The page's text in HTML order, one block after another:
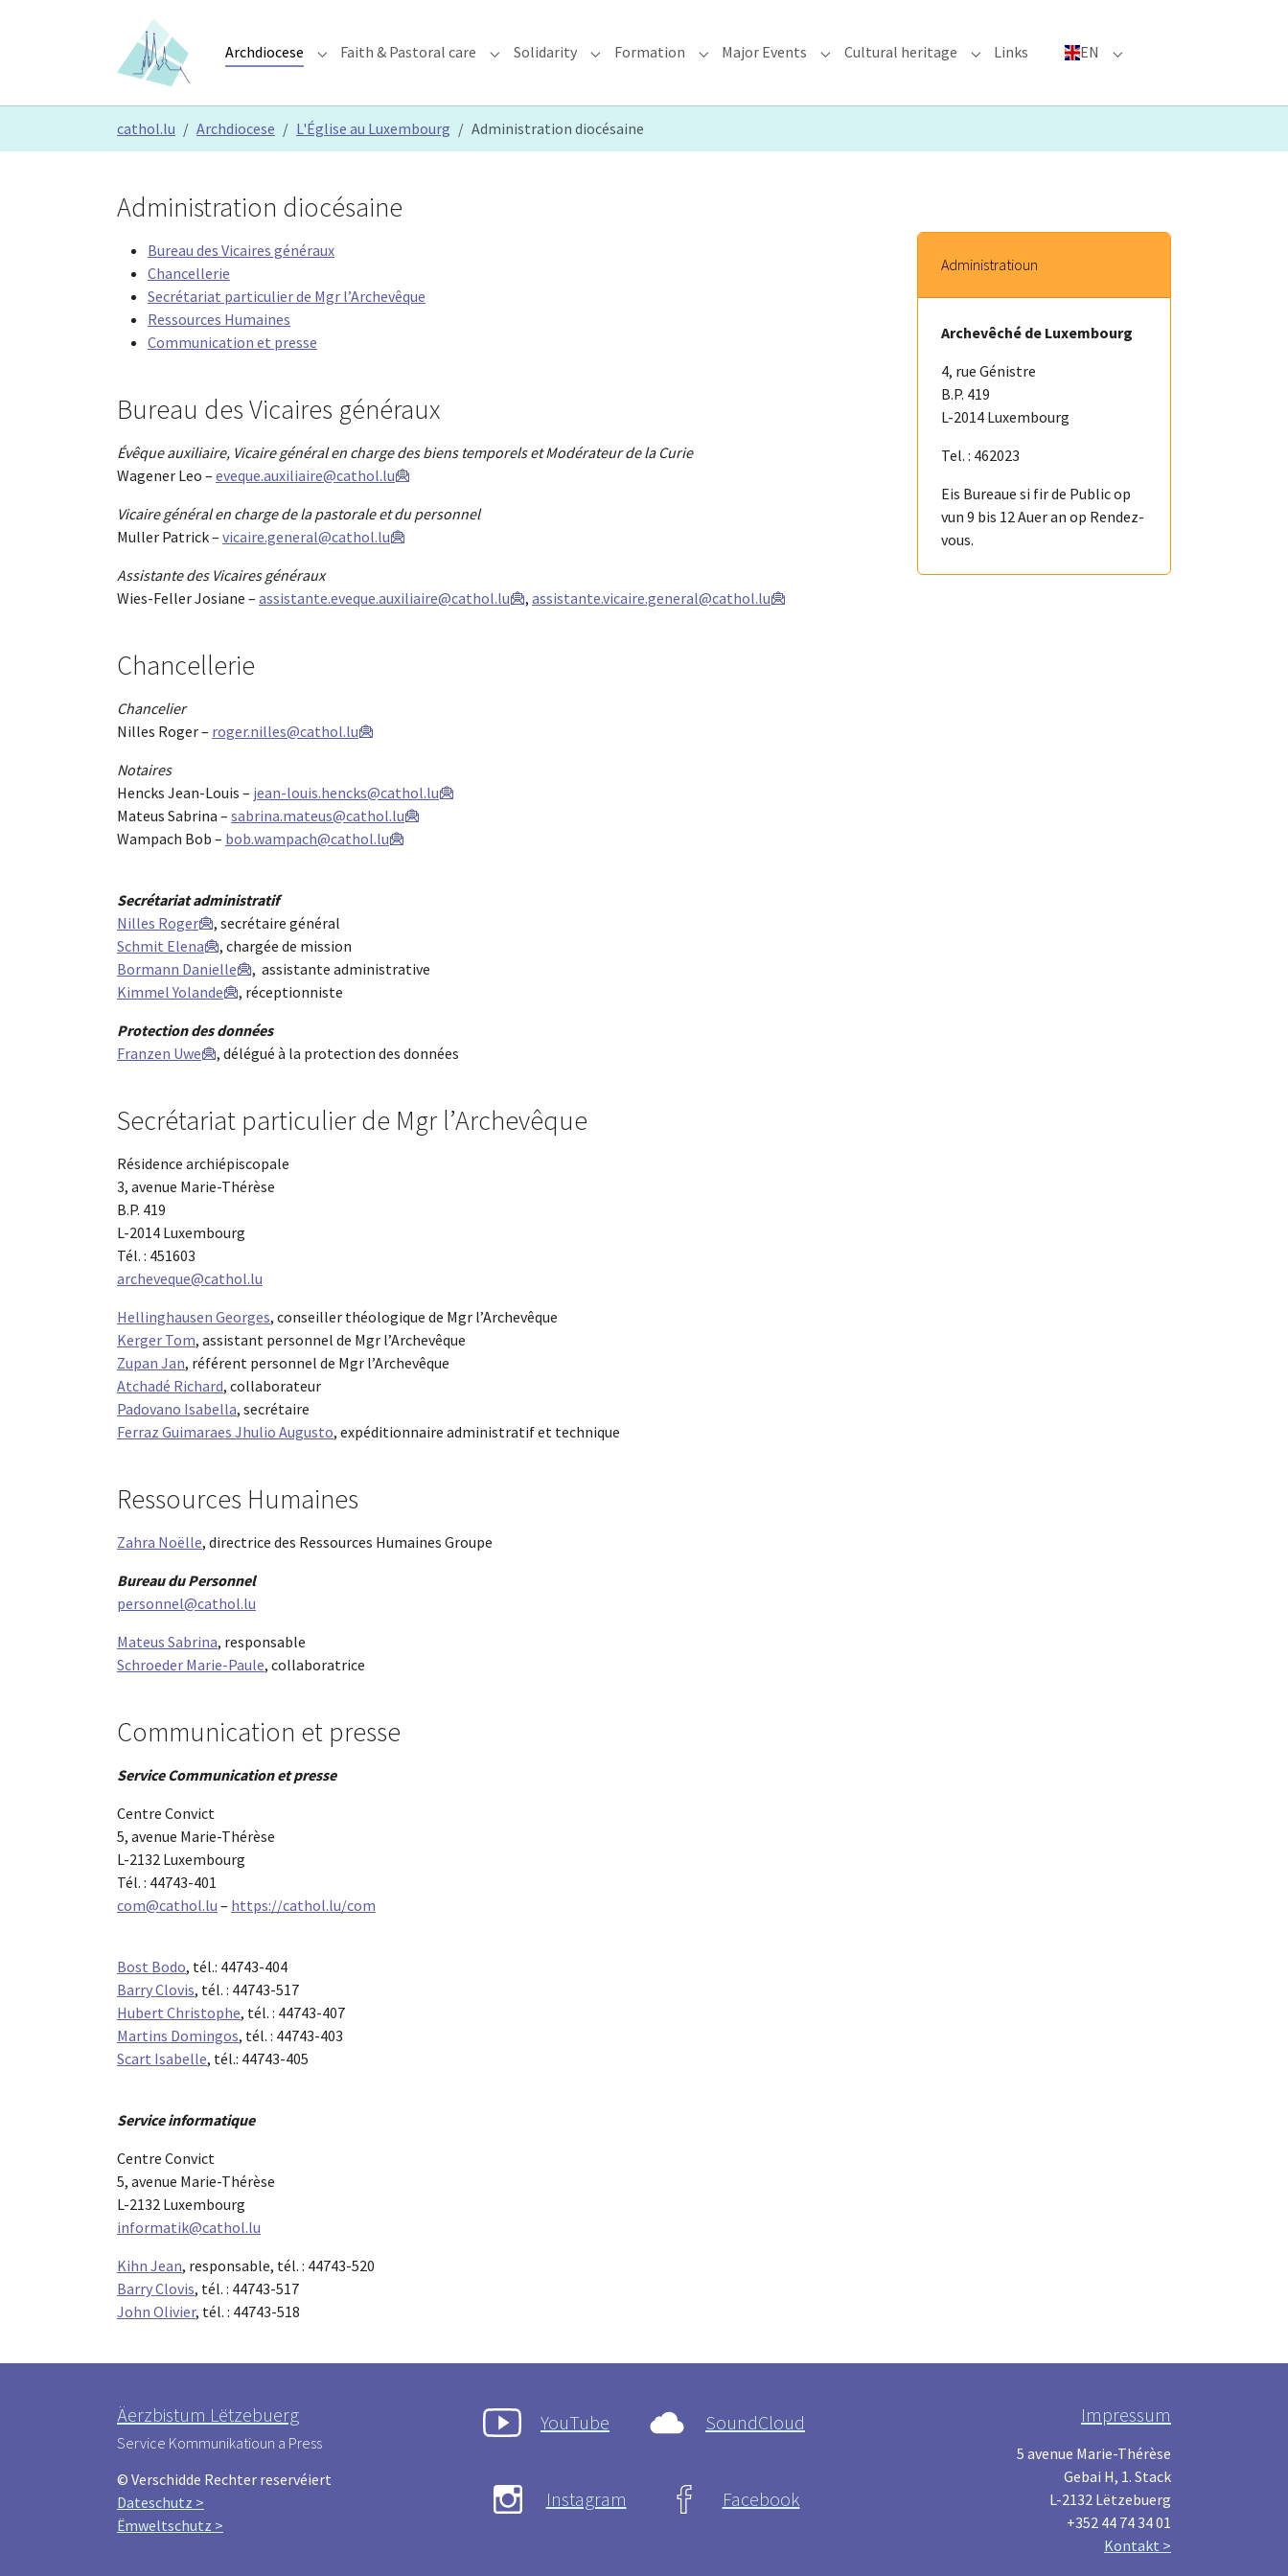
Archdiocese Submenu for "Archdiocese"
Faith & Pastoral care Submenu for "Faith & Pastoral care"
Solidarity Submenu for "Solidarity"
Formation Submenu for "Formation"
Major Events Submenu for "Major Events"
Cultural heritage Submenu for "Cultural heritage"
Links EN Submenu for "EN"
cathol.lu Archdiocese L'Église au Luxembourg Administration diocésaine
Administration diocésaine
Bureau des Vicaires généraux
Chancellerie
Secrétariat particulier de Mgr l’Archevêque
Ressources Humaines
Communication et presse
Bureau des Vicaires généraux
Évêque auxiliaire, Vicaire général en charge des biens temporels et Modérateur de la Curie
Wagener Leo – eveque.auxiliaire@cathol.lu
Vicaire général en charge de la pastorale et du personnel
Muller Patrick – vicaire.general@cathol.lu
Assistante des Vicaires généraux
Wies-Feller Josiane – assistante.eveque.auxiliaire@cathol.lu , assistante.vicaire.general@cathol.lu
Chancellerie
Chancelier
Nilles Roger – roger.nilles@cathol.lu
Notaires
Hencks Jean-Louis – jean-louis.hencks@cathol.lu
Mateus Sabrina – sabrina.mateus@cathol.lu
Wampach Bob – bob.wampach@cathol.lu
Secrétariat administratif
Nilles Roger
, secrétaire général
Schmit Elena
, chargée de mission
Bormann Danielle
, assistante administrative
Kimmel Yolande
, réceptionniste
Protection des données
Franzen Uwe
, délégué à la protection des données
Secrétariat particulier de Mgr l’Archevêque
Résidence archiépiscopale
3, avenue Marie-Thérèse
B.P. 419
L-2014 Luxembourg
Tél. : 451603
archeveque@cathol.lu
Hellinghausen Georges, conseiller théologique de Mgr l’Archevêque
Kerger Tom, assistant personnel de Mgr l’Archevêque
Zupan Jan, référent personnel de Mgr l’Archevêque
Atchadé Richard, collaborateur
Padovano Isabella, secrétaire
Ferraz Guimaraes Jhulio Augusto, expéditionnaire administratif et technique
Ressources Humaines
Zahra Noëlle, directrice des Ressources Humaines Groupe
Bureau du Personnel
personnel@cathol.lu
Mateus Sabrina, responsable
Schroeder Marie-Paule, collaboratrice
Communication et presse
Service Communication et presse
Centre Convict
5, avenue Marie-Thérèse
L-2132 Luxembourg
Tél. : 44743-401
com@cathol.lu – https://cathol.lu/com
Bost Bodo, tél.: 44743-404
Barry Clovis, tél. : 44743-517
Hubert Christophe, tél. : 44743-407
Martins Domingos, tél. : 44743-403
Scart Isabelle, tél.: 44743-405
Service informatique
Centre Convict
5, avenue Marie-Thérèse
L-2132 Luxembourg
informatik@cathol.lu
Kihn Jean, responsable, tél. : 44743-520
Barry Clovis, tél. : 44743-517
John Olivier, tél. : 44743-518
Administratioun
Archevêché de Luxembourg
4, rue Génistre
B.P. 419
L-2014 Luxembourg
Tel. : 462023
Eis Bureaue si fir de Public op
vun 9 bis 12 Auer an op Rendez-
vous.
Äerzbistum Lëtzebuerg
Service Kommunikatioun a Press
© Verschidde Rechter reservéiert
Dateschutz >
Ëmweltschutz >
YouTube SoundCloud
Instagram Facebook
Impressum
5 avenue Marie-Thérèse
Gebai H, 1. Stack
L-2132 Lëtzebuerg
+352 44 74 34 01
Kontakt >